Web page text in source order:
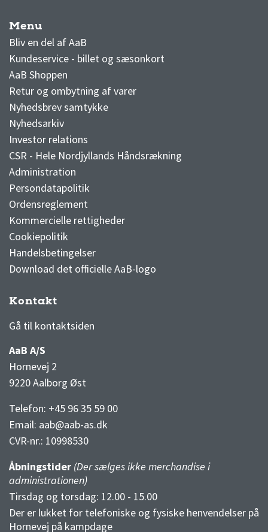
Menu
Bliv en del af AaB
Kundeservice - billet og sæsonkort
AaB Shoppen
Retur og ombytning af varer
Nyhedsbrev samtykke
Nyhedsarkiv
Investor relations
CSR - Hele Nordjyllands Håndsrækning
Administration
Persondatapolitik
Ordensreglement
Kommercielle rettigheder
Cookiepolitik
Handelsbetingelser
Download det officielle AaB-logo
Kontakt
Gå til kontaktsiden
AaB A/S
Hornevej 2
9220 Aalborg Øst
Telefon: +45 96 35 59 00
Email: aab@aab-as.dk
CVR-nr.: 10998530
Åbningstider (Der sælges ikke merchandise i
administrationen)
Tirsdag og torsdag: 12.00 - 15.00
Der er lukket for telefoniske og fysiske henvendelser på
Hornevej på kampdage